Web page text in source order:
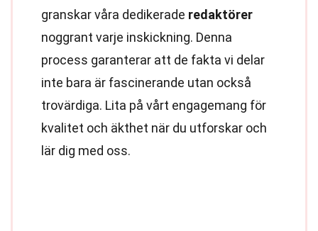
granskar våra dedikerade redaktörer
noggrant varje inskickning. Denna
process garanterar att de fakta vi delar
inte bara är fascinerande utan också
trovärdiga. Lita på vårt engagemang för
kvalitet och äkthet när du utforskar och
lär dig med oss.